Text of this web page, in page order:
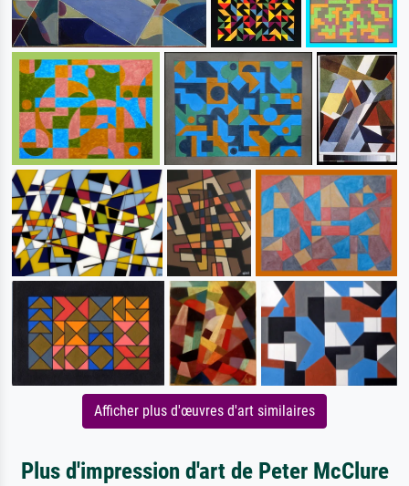
Afficher plus d'œuvres d'art similaires
Plus d'impression d'art de Peter McClure